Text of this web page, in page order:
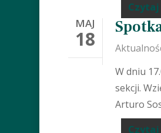
MAJ
18
W dniu
sekcji.
Arturo